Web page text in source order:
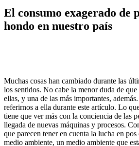
El consumo exagerado de
hondo en nuestro país
Muchas cosas han cambiado durante las
los sentidos. No cabe la menor duda de
ellas, y una de las más importantes,
referirnos a ella durante este artículo. Lo
tiene que ver más con la conciencia de las
llegada de nuevas máquinas y procesos.
que parecen tener en cuenta la lucha en
medio ambiente, un medio ambiente que